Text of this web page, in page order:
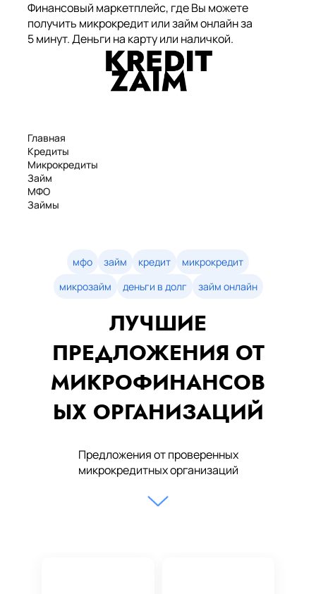
Финансовый маркетплейс, где Вы можете
получить микрокредит или займ онлайн за
5 минут. Деньги на карту или наличкой.
Главная
Кредиты
Микрокредиты
Займ
МФО
Займы
Займы онлайн
Денежные кредиты
мфо займ кредит
микрокредит
микрозайм
деньги в долг займ онлайн
ЛУЧШИЕ
ПРЕДЛОЖЕНИЯ ОТ
МИКРОФИНАНСОВ
ЫХ ОРГАНИЗАЦИЙ
Предложения от проверенных
микрокредитных организаций